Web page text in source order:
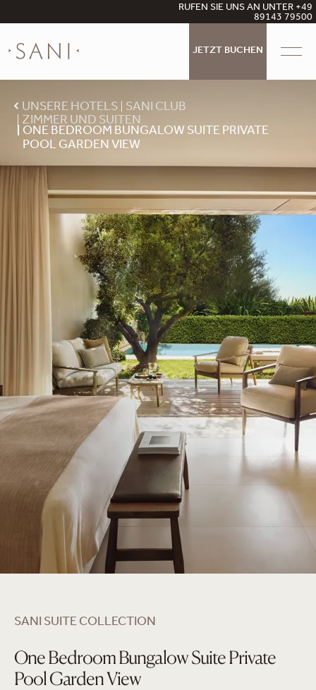
RUFEN SIE UNS AN UNTER +49
89143 79500
JETZT BUCHEN
UNSERE HOTELS
SANI CLUB
ZIMMER UND SUITEN
ONE BEDROOM BUNGALOW SUITE PRIVATE
POOL GARDEN VIEW
SANI SUITE COLLECTION
One Bedroom Bungalow Suite Private
Pool Garden View